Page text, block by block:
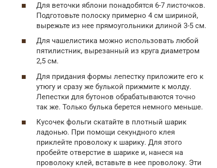
Для веточки яблони понадобятся 6-7 листочков.
Подготовьте полоску примерно 4 см шириной,
вырежьте из нее прямоугольники длиной 3-5 см.
Для чашелистика можно использовать любой
пятилистник, вырезанный из круга диаметром
2,5 см.
Для придания формы лепестку приложите его к
утюгу и сразу же булькой прижмите к молду.
Лепестки для бутонов обрабатываются точно
так же. Только булька берется немного меньше.
Кусочек фольги скатайте в плотный шарик
ладонью. При помощи секундного клея
приклейте проволоку к шарику. Для этого
пробейте отверстие в шарике и, нанеся на
проволоку клей, вставьте в нее проволоку. Эти